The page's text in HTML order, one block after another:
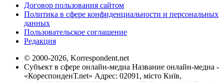
Договор пользования сайтом
Политика в сфере конфиденциальности и персональных
данных
Пользовательское соглашение
Редакция
© 2000-2026, Korrespondent.net
Субъект в сфере онлайн-медиа Название онлайн-медиа -
«КореспонденТ.net» Адрес: 02091, місто Київ,